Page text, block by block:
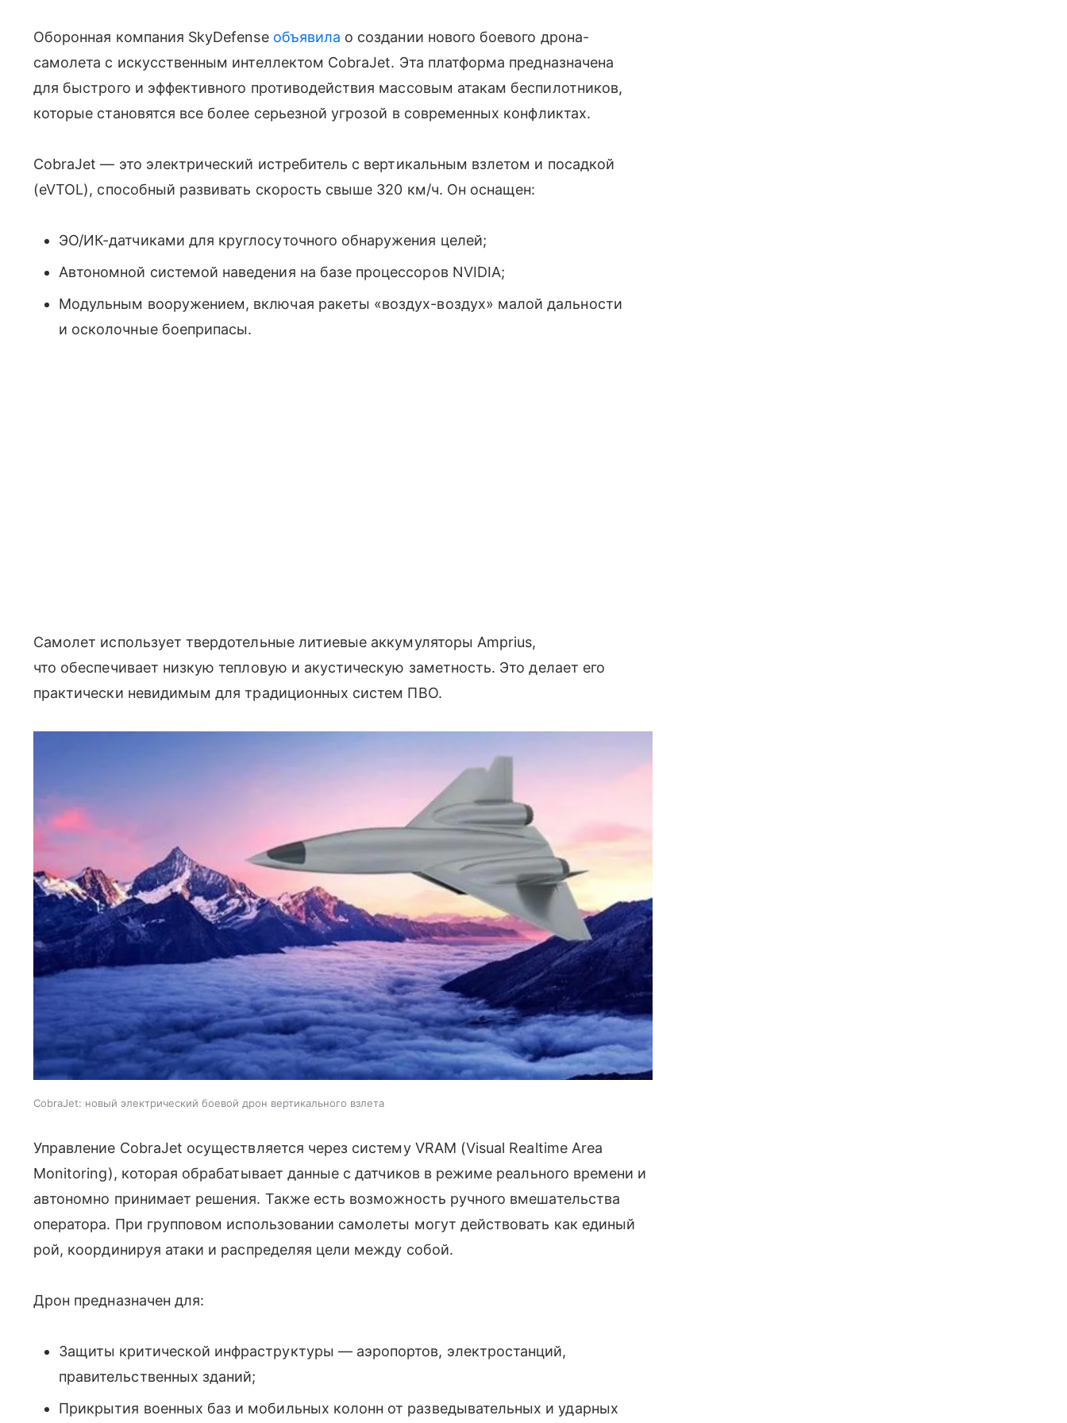
Оборонная компания SkyDefense объявила о создании нового боевого дрона-
самолета с искусственным интеллектом CobraJet. Эта платформа предназначена
для быстрого и эффективного противодействия массовым атакам беспилотников,
которые становятся все более серьезной угрозой в современных конфликтах.
CobraJet — это электрический истребитель с вертикальным взлетом и посадкой
(eVTOL), способный развивать скорость свыше 320 км/ч. Он оснащен:
ЭО/ИК-датчиками для круглосуточного обнаружения целей;
Автономной системой наведения на базе процессоров NVIDIA;
Модульным вооружением, включая ракеты «воздух-воздух» малой дальности
и осколочные боеприпасы.
Самолет использует твердотельные литиевые аккумуляторы Amprius,
что обеспечивает низкую тепловую и акустическую заметность. Это делает его
практически невидимым для традиционных систем ПВО.
CobraJet: новый электрический боевой дрон вертикального взлета
Управление CobraJet осуществляется через систему VRAM (Visual Realtime Area
Monitoring), которая обрабатывает данные с датчиков в режиме реального времени и
автономно принимает решения. Также есть возможность ручного вмешательства
оператора. При групповом использовании самолеты могут действовать как единый
рой, координируя атаки и распределяя цели между собой.
Дрон предназначен для:
Защиты критической инфраструктуры — аэропортов, электростанций,
правительственных зданий;
Прикрытия военных баз и мобильных колонн от разведывательных и ударных